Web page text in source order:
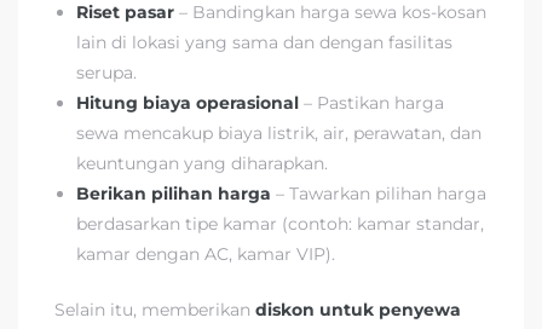
Riset pasar – Bandingkan harga sewa kos-kosan
lain di lokasi yang sama dan dengan fasilitas
serupa.
Hitung biaya operasional – Pastikan harga
sewa mencakup biaya listrik, air, perawatan, dan
keuntungan yang diharapkan.
Berikan pilihan harga – Tawarkan pilihan harga
berdasarkan tipe kamar (contoh: kamar standar,
kamar dengan AC, kamar VIP).
Selain itu, memberikan diskon untuk penyewa